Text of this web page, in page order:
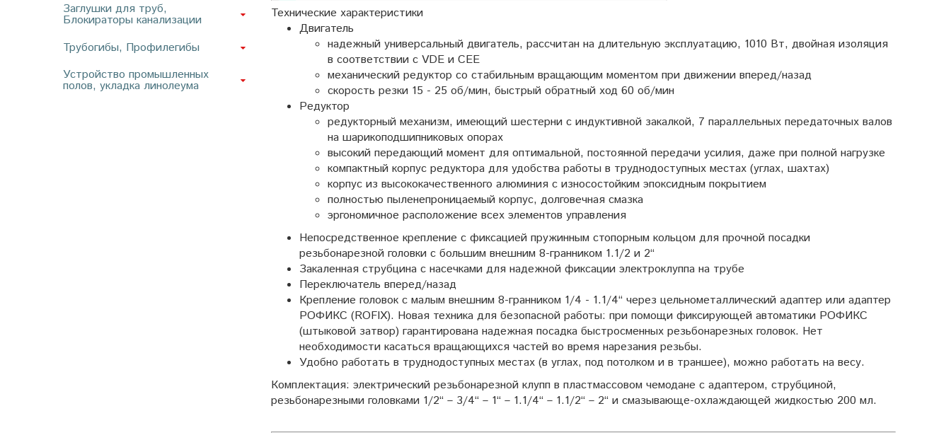
Технические характеристики
Двигатель
надежный универсальный двигатель, рассчитан на длительную эксплуатацию, 1010 Вт, двойная изоляция
в соответствии с VDE и CEE
механический редуктор со стабильным вращающим моментом при движении вперед/назад
скорость резки 15 - 25 об/мин, быстрый обратный ход 60 об/мин
Редуктор
редукторный механизм, имеющий шестерни с индуктивной закалкой, 7 параллельных передаточных валов
на шарикоподшипниковых опорах
высокий передающий момент для оптимальной, постоянной передачи усилия, даже при полной нагрузке
компактный корпус редуктора для удобства работы в труднодоступных местах (углах, шахтах)
корпус из высококачественного алюминия с износостойким эпоксидным покрытием
полностью пыленепроницаемый корпус, долговечная смазка
эргономичное расположение всех элементов управления
Непосредственное крепление с фиксацией пружинным стопорным кольцом для прочной посадки
резьбонарезной головки с большим внешним 8-гранником 1.1/2 и 2“
Закаленная струбцина с насечками для надежной фиксации электроклуппа на трубе
Переключатель вперед/назад
Крепление головок с малым внешним 8-гранником 1/4 - 1.1/4“ через цельнометаллический адаптер или адаптер
РОФИКС (ROFIX). Новая техника для безопасной работы: при помощи фиксирующей автоматики РОФИКС
(штыковой затвор) гарантирована надежная посадка быстросменных резьбонарезных головок. Нет
необходимости касаться вращающихся частей во время нарезания резьбы.
Удобно работать в труднодоступных местах (в углах, под потолком и в траншее), можно работать на весу.
Комплектация: электрический резьбонарезной клупп в пластмассовом чемодане с адаптером, струбциной,
резьбонарезными головками 1/2“ – 3/4“ – 1“ – 1.1/4“ – 1.1/2“ – 2“ и смазывающе-охлаждающей жидкостью 200 мл.
Заглушки для труб,
Блокираторы канализации
Трубогибы, Профилегибы
Устройство промышленных
полов, укладка линолеума